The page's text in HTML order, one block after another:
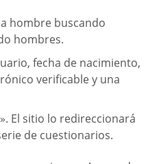
hombre buscando
hombres.
fecha de nacimiento,
verificable y una
El sitio lo redireccionará
de cuestionarios.